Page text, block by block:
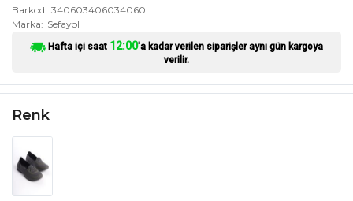
Barkod 340603406034060
Marka
Sefayol
Hafta içi saat 12:00'a kadar verilen siparişler aynı gün kargoya
verilir.
Renk